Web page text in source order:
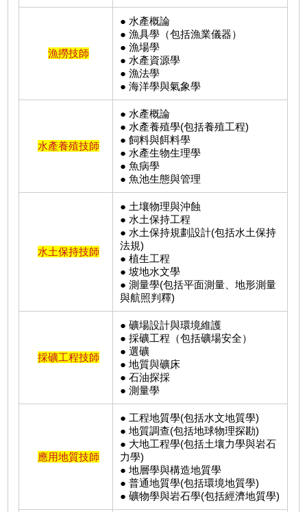
漁撈技師
● 水產概論
● 漁具學（包括漁業儀器）
● 漁場學
● 水產資源學
● 漁法學
● 海洋學與氣象學
水產養殖技師
● 水產概論
● 水產養殖學(包括養殖工程)
● 飼料與餌料學
● 水產生物生理學
● 魚病學
● 魚池生態與管理
水土保持技師
● 土壤物理與沖蝕
● 水土保持工程
● 水土保持規劃設計(包括水土保持
法規)
● 植生工程
● 坡地水文學
● 測量學(包括平面測量、地形測量
與航照判釋)
採礦工程技師
● 礦場設計與環境維護
● 採礦工程（包括礦場安全）
● 選礦
● 地質與礦床
● 石油探採
● 測量學
應用地質技師
● 工程地質學(包括水文地質學)
● 地質調查(包括地球物理探勘)
● 大地工程學(包括土壤力學與岩石
力學)
● 地層學與構造地質學
● 普通地質學(包括環境地質學)
● 礦物學與岩石學(包括經濟地質學)